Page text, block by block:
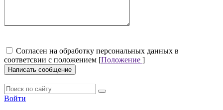
Cогласен на обработку персональных данных в
соответсвии с положением [Положение ]
Написать сообщение
Войти